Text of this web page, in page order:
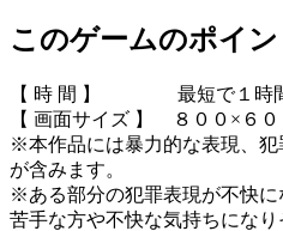
このゲームのポイン
【 時 間 】 最短で１時間
【 画面サイズ 】 ８００×
※本作品には暴力的な表現、犯
が含みます。
※ある部分の犯罪表現が不快に
苦手な方や不快な気持ちにな